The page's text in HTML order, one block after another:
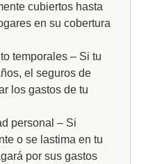
cubiertos hasta
en su cobertura
temporales – Si tu
el seguros de
los gastos de tu
personal – Si
o se lastima en tu
por sus gastos